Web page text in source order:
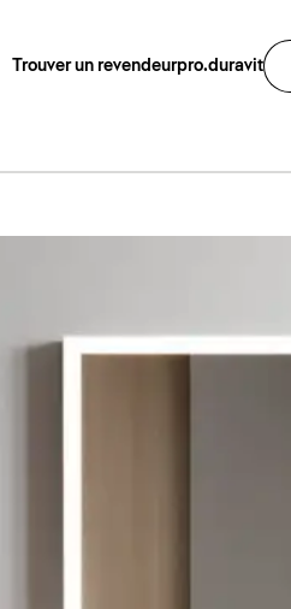
Trouver un revendeurpro.duravit